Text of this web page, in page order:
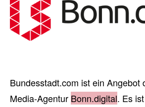
Bundesstadt.com ist ein Angebot
Media-Agentur Bonn.digital. Es